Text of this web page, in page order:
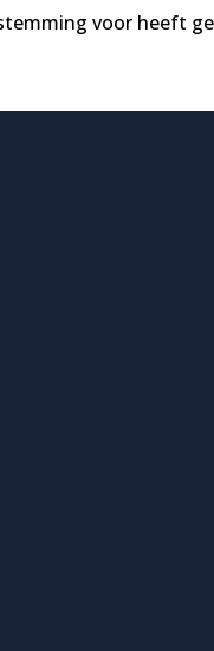
voor heeft